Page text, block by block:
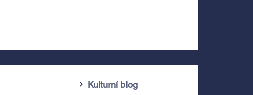
Kulturní blog